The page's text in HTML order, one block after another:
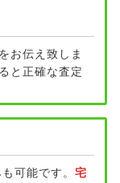
お伝え致しま
と正確な査定
可能です。 宅